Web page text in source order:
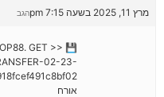
מרץ 11, 2025 בשעה 7:15 pm הגב
GET >>
02-23-
💾
אורח